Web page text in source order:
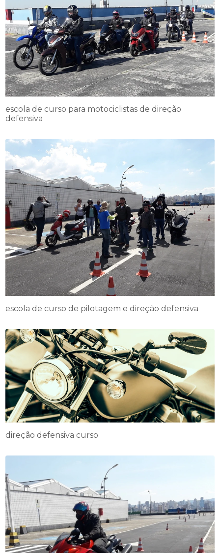
escola de curso para motociclistas de direção
defensiva
escola de curso de pilotagem e direção defensiva
direção defensiva curso